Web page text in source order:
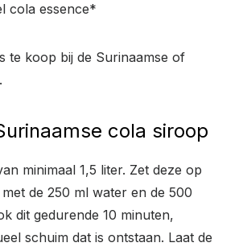
cola essence*
te koop bij de Surinaamse of
cola siroop
minimaal 1,5 liter. Zet deze op
de 250 ml water en de 500
dit gedurende 10 minuten,
schuim dat is ontstaan. Laat de